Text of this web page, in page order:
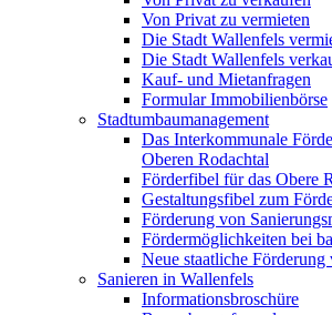
Von Privat zu vermieten
Die Stadt Wallenfels
Die Stadt Wallenfels
Kauf- und Mietanfragen
Formular Immobilienbörse
Stadtumbaumanagement
Das Interkommunale
Oberen Rodachtal
Förderfibel für das Obere
Gestaltungsfibel zum
Förderung von
Fördermöglichkeiten bei
Neue staatliche
Sanieren in Wallenfels
Informationsbroschüre